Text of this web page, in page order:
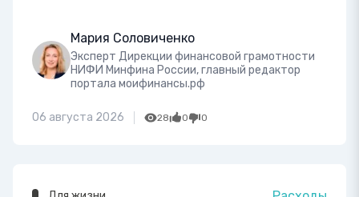
Мария Соловиченко
Эксперт Дирекции финансовой грамотности
НИФИ Минфина России, главный редактор
портала моифинансы.рф
06 августа 2026 28 0 0